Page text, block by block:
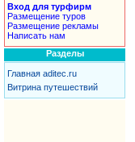
Вход для турфирм
Размещение туров
Размещение рекламы
Написать нам
Разделы
Главная aditec.ru
Витрина путешествий